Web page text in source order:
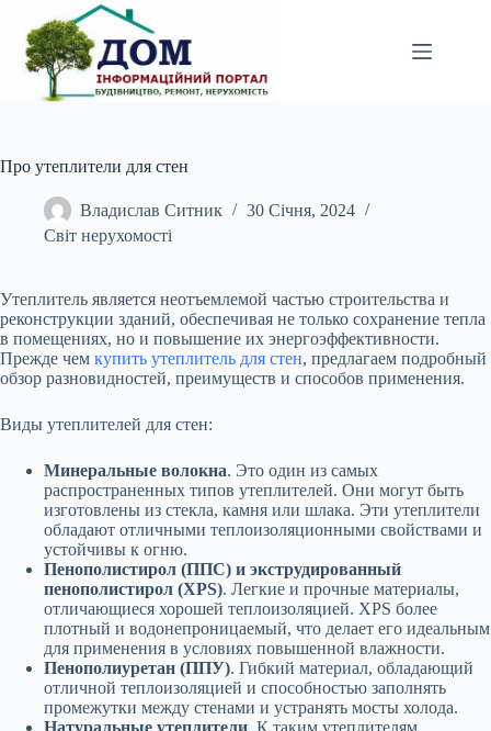
вмісту
Про утеплители для стен
Владислав Ситник
30 Січня, 2024
Світ нерухомості
Утеплитель является неотъемлемой частью строительства и
реконструкции зданий, обеспечивая не только сохранение тепла
в помещениях, но и повышение их энергоэффективности.
Прежде чем купить утеплитель для стен, предлагаем подробный
обзор разновидностей, преимуществ и способов применения.
Виды утеплителей для стен:
Минеральные волокна. Это один из самых
распространенных типов утеплителей. Они могут быть
изготовлены из стекла, камня или шлака. Эти утеплители
обладают отличными теплоизоляционными свойствами и
устойчивы к огню.
Пенополистирол (ППС) и экструдированный
пенополистирол (XPS). Легкие и прочные материалы,
отличающиеся хорошей теплоизоляцией. XPS более
плотный и водонепроницаемый, что делает его идеальным
для применения в условиях повышенной влажности.
Пенополиуретан (ППУ). Гибкий материал, обладающий
отличной теплоизоляцией и способностью заполнять
промежутки между стенами и устранять мосты холода.
Натуральные утеплители. К таким утеплителям